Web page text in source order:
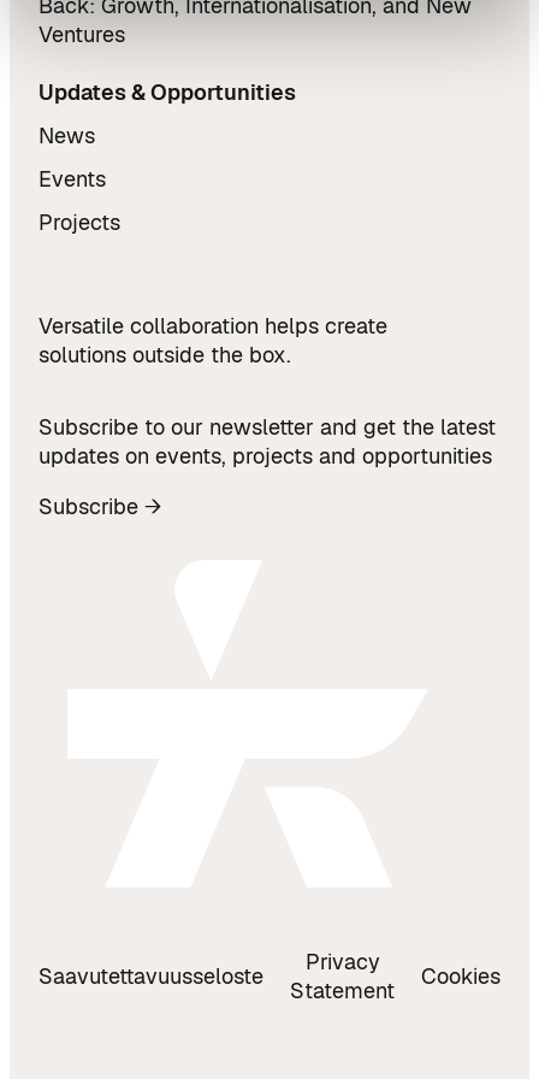
Ventures
Updates & Opportunities
News
Events
Projects
Versatile collaboration helps create
solutions outside the box.
Subscribe to our newsletter and get the latest
updates on events, projects and opportunities
Subscribe →
Saavutettavuusseloste
Privacy
Statement
Cookies